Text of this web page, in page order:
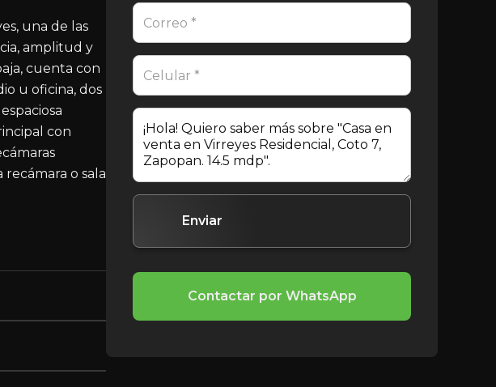
una de las
amplitud y
cuenta con
u oficina, dos
con
o sala
Contactar por WhatsApp